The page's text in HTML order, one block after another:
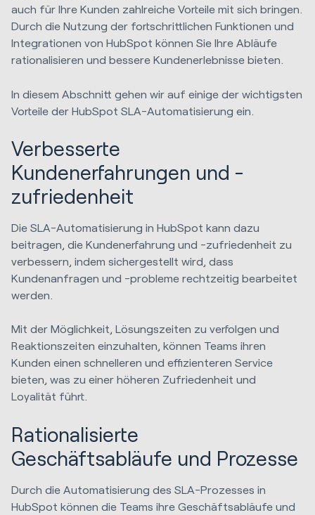
auch für Ihre Kunden zahlreiche Vorteile mit sich bringen.
Durch die Nutzung der fortschrittlichen Funktionen und
Integrationen von HubSpot können Sie Ihre Abläufe
rationalisieren und bessere Kundenerlebnisse bieten.
In diesem Abschnitt gehen wir auf einige der wichtigsten
Vorteile der HubSpot SLA-Automatisierung ein.
Verbesserte
Kundenerfahrungen und -
zufriedenheit
Die SLA-Automatisierung in HubSpot kann dazu
beitragen, die Kundenerfahrung und -zufriedenheit zu
verbessern, indem sichergestellt wird, dass
Kundenanfragen und -probleme rechtzeitig bearbeitet
werden.
Mit der Möglichkeit, Lösungszeiten zu verfolgen und
Reaktionszeiten einzuhalten, können Teams ihren
Kunden einen schnelleren und effizienteren Service
bieten, was zu einer höheren Zufriedenheit und
Loyalität führt.
Rationalisierte
Geschäftsabläufe und Prozesse
Durch die Automatisierung des SLA-Prozesses in
HubSpot können die Teams ihre Geschäftsabläufe und